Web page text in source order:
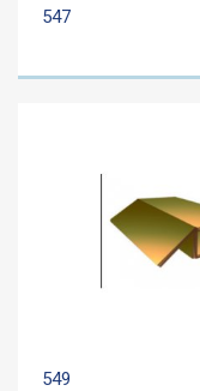
547
549